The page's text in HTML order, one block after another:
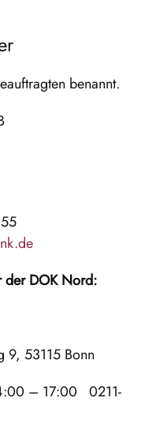
benannt.
der DOK Nord:
9, 53115 Bonn
– 17:00 0211-